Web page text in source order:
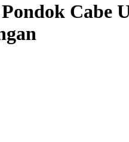
Cabe